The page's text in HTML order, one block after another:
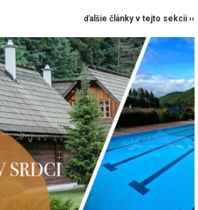
ďalšie články v tejto sekcii ››